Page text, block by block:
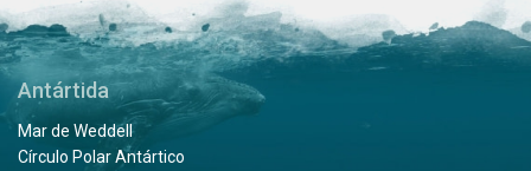
Antártida
Mar de Weddell
Círculo Polar Antártico